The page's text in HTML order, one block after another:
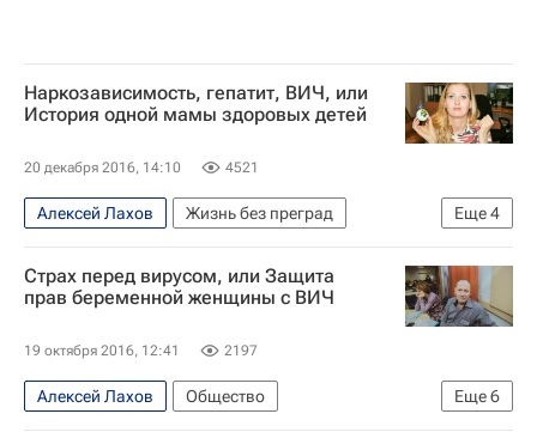
Наркозависимость, гепатит, ВИЧ, или
История одной мамы здоровых детей
20 декабря 2016, 14:10 4521
Еще4
Алексей Лахов
Жизнь без преград
"Е.В.А." (НП)
СПИД
наркозависимость
Россия
Страх перед вирусом, или Защита
прав беременной женщины с ВИЧ
19 октября 2016, 12:41 2197
Еще6
Алексей Лахов
Общество